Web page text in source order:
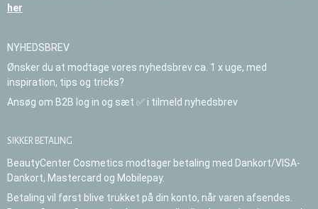
her
NYHEDSBREV
Ønsker du at modtage vores nyhedsbrev ca. 1 x uge, med
inspiration, tips og tricks?
Ansøg om B2B log in og sæt ✅ i tilmeld nyhedsbrev
SIKKER BETALING
BeautyCenter Cosmetics modtager betaling med Dankort/VISA-
Dankort, Mastercard og Mobilepay.
Betaling vil først blive trukket på din konto, når varen afsendes.